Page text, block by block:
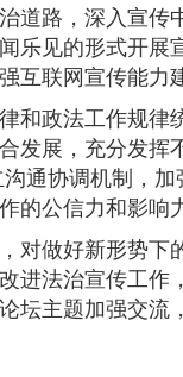
道路，深入宣
乐见的形式开
联网宣传能力
政法工作规律
发展，充分发
通协调机制，
公信力和影响力
做好新形势下
进法治宣传工
坛主题加强交